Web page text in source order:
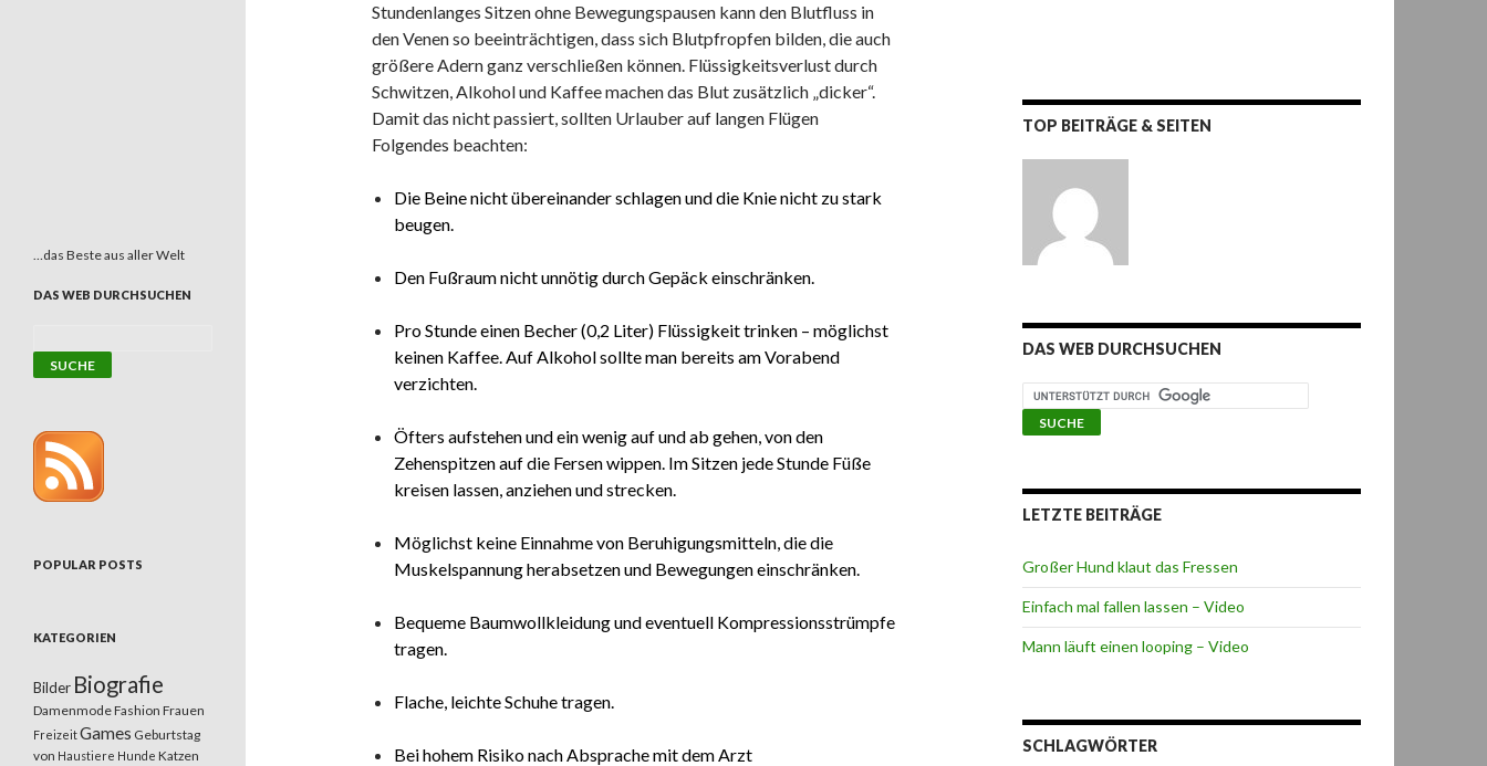
Stundenlanges Sitzen ohne Bewegungspausen kann den Blutfluss in
den Venen so beeinträchtigen, dass sich Blutpfropfen bilden, die auch
größere Adern ganz verschließen können. Flüssigkeitsverlust durch
Schwitzen, Alkohol und Kaffee machen das Blut zusätzlich „dicker“.
Damit das nicht passiert, sollten Urlauber auf langen Flügen
Folgendes beachten:
Die Beine nicht übereinander schlagen und die Knie nicht zu stark
beugen.
Den Fußraum nicht unnötig durch Gepäck einschränken.
Pro Stunde einen Becher (0,2 Liter) Flüssigkeit trinken – möglichst
keinen Kaffee. Auf Alkohol sollte man bereits am Vorabend
verzichten.
Öfters aufstehen und ein wenig auf und ab gehen, von den
Zehenspitzen auf die Fersen wippen. Im Sitzen jede Stunde Füße
kreisen lassen, anziehen und strecken.
Möglichst keine Einnahme von Beruhigungsmitteln, die die
Muskelspannung herabsetzen und Bewegungen einschränken.
Bequeme Baumwollkleidung und eventuell Kompressionsstrümpfe
tragen.
Flache, leichte Schuhe tragen.
Bei hohem Risiko nach Absprache mit dem Arzt
TOP BEITRÄGE & SEITEN
DAS WEB DURCHSUCHEN
LETZTE BEITRÄGE
Großer Hund klaut das Fressen
Einfach mal fallen lassen – Video
Mann läuft einen looping – Video
SCHLAGWÖRTER
…das Beste aus aller Welt
DAS WEB DURCHSUCHEN
POPULAR POSTS
KATEGORIEN
Bilder Biografie
DamenmodeFashion Frauen
FreizeitGames Geburtstag
von Haustiere Hunde Katzen